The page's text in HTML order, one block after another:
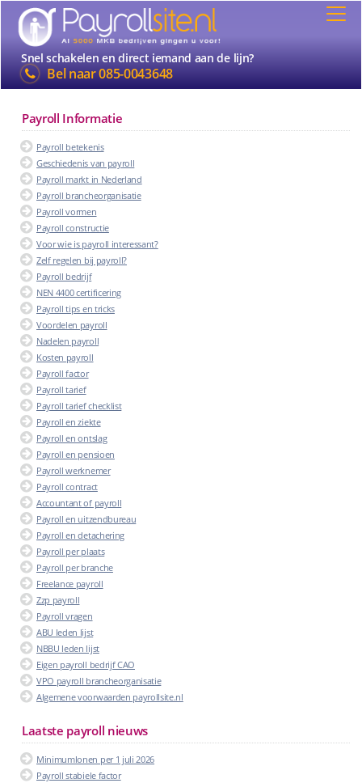
Snel schakelen en direct iemand aan de lijn?
Bel naar085-0043648
Payroll Informatie
Payroll betekenis
Geschiedenis van payroll
Payroll markt in Nederland
Payroll brancheorganisatie
Payroll vormen
Payroll constructie
Voor wie is payroll interessant?
Zelf regelen bij payroll?
Payroll bedrijf
NEN 4400 certificering
Payroll tips en tricks
Voordelen payroll
Nadelen payroll
Kosten payroll
Payroll factor
Payroll tarief
Payroll tarief checklist
Payroll en ziekte
Payroll en ontslag
Payroll en pensioen
Payroll werknemer
Payroll contract
Accountant of payroll
Payroll en uitzendbureau
Payroll en detachering
Payroll per plaats
Payroll per branche
Freelance payroll
Zzp payroll
Payroll vragen
ABU leden lijst
NBBU leden lijst
Eigen payroll bedrijf CAO
VPO payroll brancheorganisatie
Algemene voorwaarden payrollsite.nl
Laatste payroll nieuws
Minimumlonen per 1 juli 2026
Payroll stabiele factor